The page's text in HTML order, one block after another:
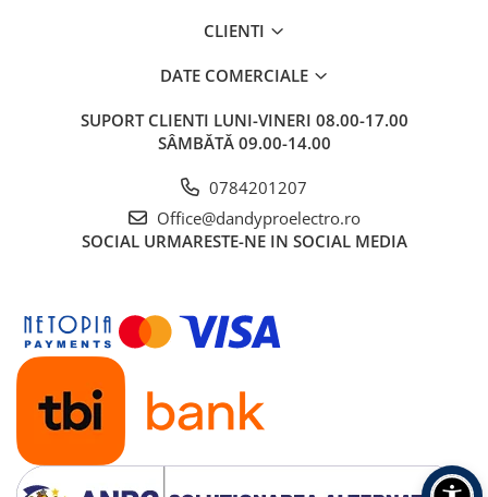
CLIENTI
DATE COMERCIALE
SUPORT CLIENTI LUNI-VINERI 08.00-17.00
SÂMBĂTĂ 09.00-14.00
0784201207
Office@dandyproelectro.ro
SOCIAL URMARESTE-NE IN SOCIAL MEDIA